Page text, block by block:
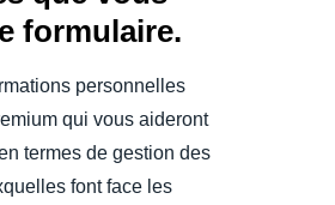
formulaire.
personnelles
qui vous aideront
termes de gestion des
font face les